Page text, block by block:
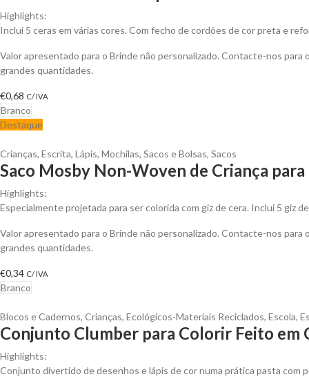
Highlights:
Inclui 5 ceras em várias cores. Com fecho de cordões de cor preta e
Valor apresentado para o Brinde não personalizado. Contacte-nos
grandes quantidades.
€0,68 C/ IVA
Branco
Destaque
Crianças, Escrita, Lápis, Mochilas, Sacos e Bolsas, Sacos
Saco Mosby Non-Woven de Criança
Highlights:
Especialmente projetada para ser colorida com giz de cera. Inclui 5 giz
Valor apresentado para o Brinde não personalizado. Contacte-nos
grandes quantidades.
€0,34 C/ IVA
Branco
Blocos e Cadernos, Crianças, Ecológicos-Materiais Reciclados, Escola,
Conjunto Clumber para Colorir Feito em
Highlights:
Conjunto divertido de desenhos e lápis de cor numa prática pasta com